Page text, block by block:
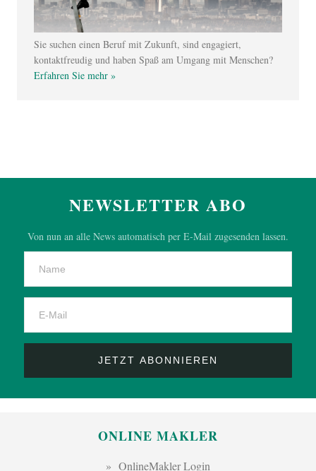
Sie suchen einen Beruf mit Zukunft, sind engagiert,
kontaktfreudig und haben Spaß am Umgang mit Menschen?
Erfahren Sie mehr »
NEWSLETTER ABO
Von nun an alle News automatisch per E-Mail zugesenden lassen.
ONLINE MAKLER
OnlineMakler Login